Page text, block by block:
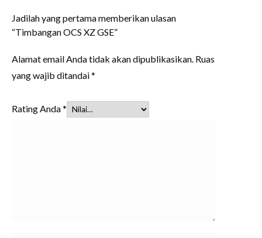
Jadilah yang pertama memberikan ulasan
“Timbangan OCS XZ GSE”
Alamat email Anda tidak akan dipublikasikan. Ruas
yang wajib ditandai*
Rating Anda*